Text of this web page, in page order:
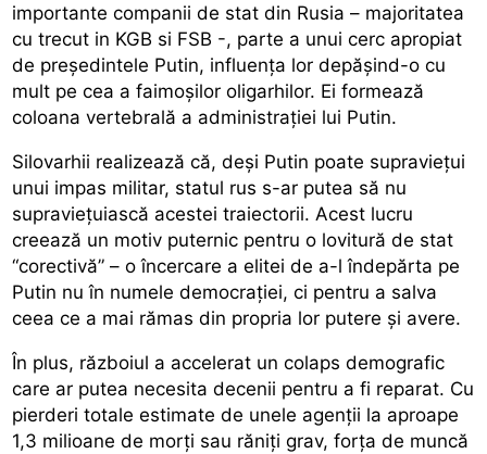
importante companii de stat din Rusia – majoritatea
cu trecut in KGB si FSB -, parte a unui cerc apropiat
de președintele Putin, influența lor depășind-o cu
mult pe cea a faimoșilor oligarhilor. Ei formează
coloana vertebrală a administrației lui Putin.
Silovarhii realizează că, deși Putin poate supraviețui
unui impas militar, statul rus s-ar putea să nu
supraviețuiască acestei traiectorii. Acest lucru
creează un motiv puternic pentru o lovitură de stat
“corectivă” – o încercare a elitei de a-l îndepărta pe
Putin nu în numele democrației, ci pentru a salva
ceea ce a mai rămas din propria lor putere și avere.
În plus, războiul a accelerat un colaps demografic
care ar putea necesita decenii pentru a fi reparat. Cu
pierderi totale estimate de unele agenții la aproape
1,3 milioane de morți sau răniți grav, forța de muncă